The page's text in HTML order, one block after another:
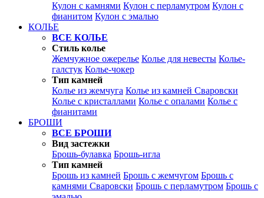
Кулон с камнями Кулон с перламутром Кулон с
фианитом Кулон с эмалью
КОЛЬЕ
ВСЕ КОЛЬЕ
Стиль колье
Жемчужное ожерелье Колье для невесты Колье-
галстук Колье-чокер
Тип камней
Колье из жемчуга Колье из камней Сваровски
Колье с кристаллами Колье с опалами Колье с
фианитами
БРОШИ
ВСЕ БРОШИ
Вид застежки
Брошь-булавка Брошь-игла
Тип камней
Брошь из камней Брошь с жемчугом Брошь с
камнями Сваровски Брошь с перламутром Брошь с